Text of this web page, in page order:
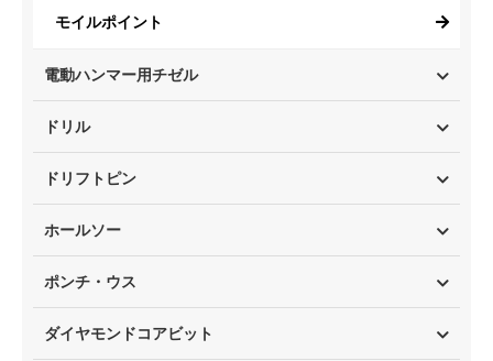
モイルポイント
電動ハンマー用チゼル
ドリル
ドリフトピン
ホールソー
ポンチ・ウス
ダイヤモンドコアビット